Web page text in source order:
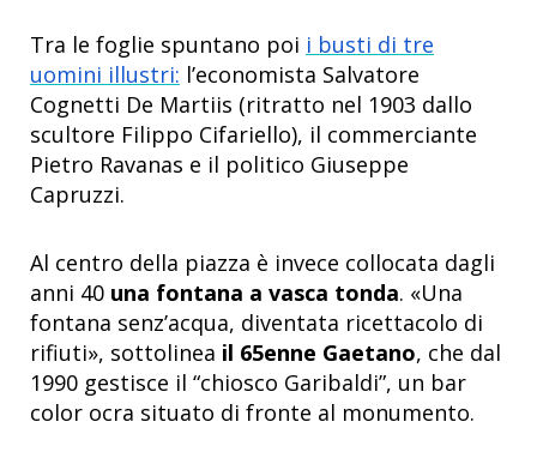
Tra le foglie spuntano poi i busti di tre
uomini illustri: l’economista Salvatore
Cognetti De Martiis (ritratto nel 1903 dallo
scultore Filippo Cifariello), il commerciante
Pietro Ravanas e il politico Giuseppe
Capruzzi.
Al centro della piazza è invece collocata dagli
anni 40 una fontana a vasca tonda. «Una
fontana senz’acqua, diventata ricettacolo di
rifiuti», sottolinea il 65enne Gaetano, che dal
1990 gestisce il “chiosco Garibaldi”, un bar
color ocra situato di fronte al monumento.